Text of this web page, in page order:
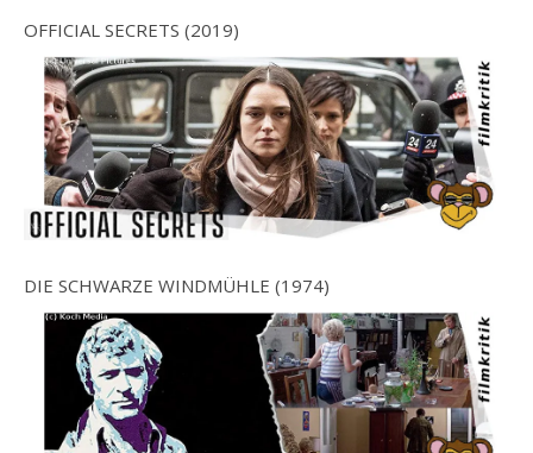
OFFICIAL SECRETS (2019)
DIE SCHWARZE WINDMÜHLE (1974)